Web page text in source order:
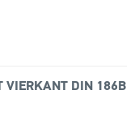
VIERKANT DIN 186B